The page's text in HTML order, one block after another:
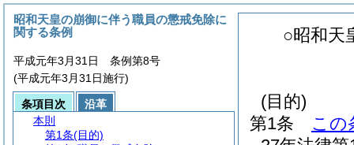
○昭和天
(目的)
第1条
この
昭和天皇の崩御に伴う職員の懲戒免除に
関する条例
平成元年3月31日 条例第8号
(平成元年3月31日施行)
条項目次
沿革
本則
第1条(目的)